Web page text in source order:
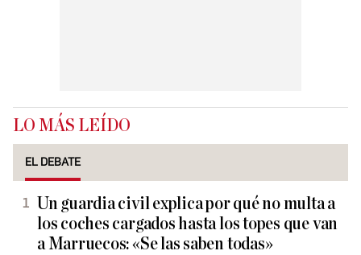
LO MÁS LEÍDO
EL DEBATE
Un guardia civil explica por qué no multa a
los coches cargados hasta los topes que van
a Marruecos: «Se las saben todas»